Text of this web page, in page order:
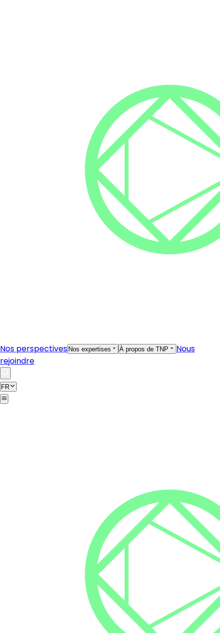
Nos perspectives Nos expertises À propos de TNP
Nous
rejoindre
FR